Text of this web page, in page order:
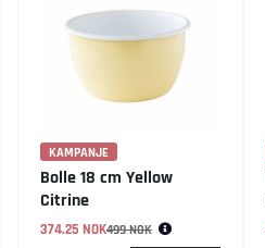
KAMPANJE
Bolle 18 cm Yellow
Citrine
374.25 NOK
Vanlig pris:499 NOK